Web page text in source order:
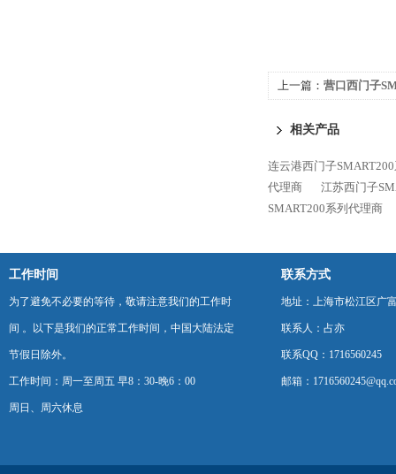
上一篇： 营口西门子
相关产品
连云港西门子
代理商
江苏西门子
SMART200系列代理商
工作时间
为了避免不必要的等待，敬请注意我们的工作时
间 。以下是我们的正常工作时间，中国大陆法定
节假日除外。
工作时间：周一至周五 早8：30-晚6：00
周日、周六休息
联系方式
地址：上海市松江区广
联系人：占亦
联系QQ：1716560245
邮箱：